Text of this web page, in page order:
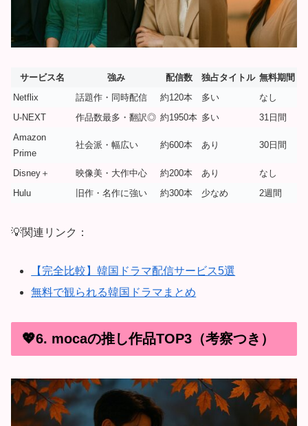
サービス名 強み 配信数 独占タイトル 無料期間
Netflix
話題作・同時配信 約120本 多い
なし
U-NEXT
作品数最多・翻訳◎ 約1950本 多い
31日間
Amazon
Prime
社会派・幅広い 約600本 あり 30日間
Disney＋ 映像美・大作中心 約200本 あり
なし
Hulu
旧作・名作に強い 約300本 少なめ 2週間
💡関連リンク：
【完全比較】韓国ドラマ配信サービス5選
無料で観られる韓国ドラマまとめ
💖6. mocaの推し作品TOP3（考察つき）